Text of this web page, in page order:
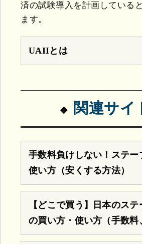
済の試験導入を計画している
ます。
UAIIとは
関連サイ
手数料負けしない！ステー
使い方（安くする方法）
【どこで買う】日本のス
の買い方・使い方（手数料